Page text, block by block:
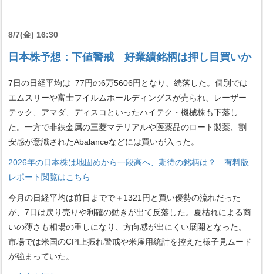
8/7(金) 16:30
日本株予想：下値警戒 好業績銘柄は押し目買いか
7日の日経平均は−77円の6万5606円となり、続落した。個別では
エムスリーや富士フイルムホールディングスが売られ、レーザー
テック、アマダ、ディスコといったハイテク・機械株も下落し
た。一方で非鉄金属の三菱マテリアルや医薬品のロート製薬、割
安感が意識されたAbalanceなどには買いが入った。
2026年の日本株は地固めから一段高へ、期待の銘柄は？ 有料版
レポート閲覧はこちら
今月の日経平均は前日までで＋1321円と買い優勢の流れだった
が、7日は戻り売りや利確の動きが出て反落した。夏枯れによる商
いの薄さも相場の重しになり、方向感が出にくい展開となった。
市場では米国のCPI上振れ警戒や米雇用統計を控えた様子見ムード
が強まっていた。